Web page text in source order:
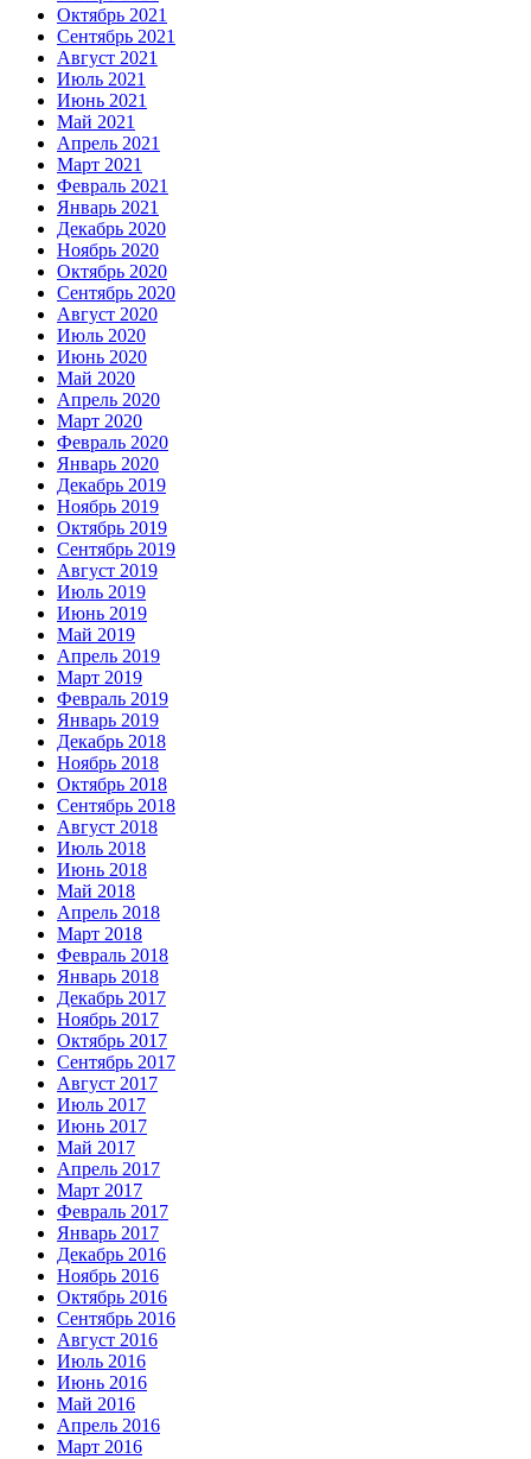
Октябрь 2021
Сентябрь 2021
Август 2021
Июль 2021
Июнь 2021
Май 2021
Апрель 2021
Март 2021
Февраль 2021
Январь 2021
Декабрь 2020
Ноябрь 2020
Октябрь 2020
Сентябрь 2020
Август 2020
Июль 2020
Июнь 2020
Май 2020
Апрель 2020
Март 2020
Февраль 2020
Январь 2020
Декабрь 2019
Ноябрь 2019
Октябрь 2019
Сентябрь 2019
Август 2019
Июль 2019
Июнь 2019
Май 2019
Апрель 2019
Март 2019
Февраль 2019
Январь 2019
Декабрь 2018
Ноябрь 2018
Октябрь 2018
Сентябрь 2018
Август 2018
Июль 2018
Июнь 2018
Май 2018
Апрель 2018
Март 2018
Февраль 2018
Январь 2018
Декабрь 2017
Ноябрь 2017
Октябрь 2017
Сентябрь 2017
Август 2017
Июль 2017
Июнь 2017
Май 2017
Апрель 2017
Март 2017
Февраль 2017
Январь 2017
Декабрь 2016
Ноябрь 2016
Октябрь 2016
Сентябрь 2016
Август 2016
Июль 2016
Июнь 2016
Май 2016
Апрель 2016
Март 2016